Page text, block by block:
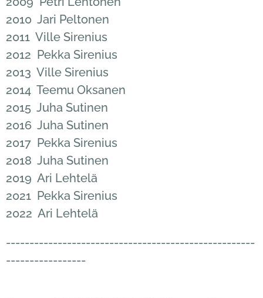
2010 Jari Peltonen
2011 Ville Sirenius
2012 Pekka Sirenius
2013 Ville Sirenius
2014 Teemu Oksanen
2015 Juha Sutinen
2016 Juha Sutinen
2017 Pekka Sirenius
2018 Juha Sutinen
2019 Ari Lehtelä
2021 Pekka Sirenius
2022 Ari Lehtelä
-----------------------------------------------------
-----------------